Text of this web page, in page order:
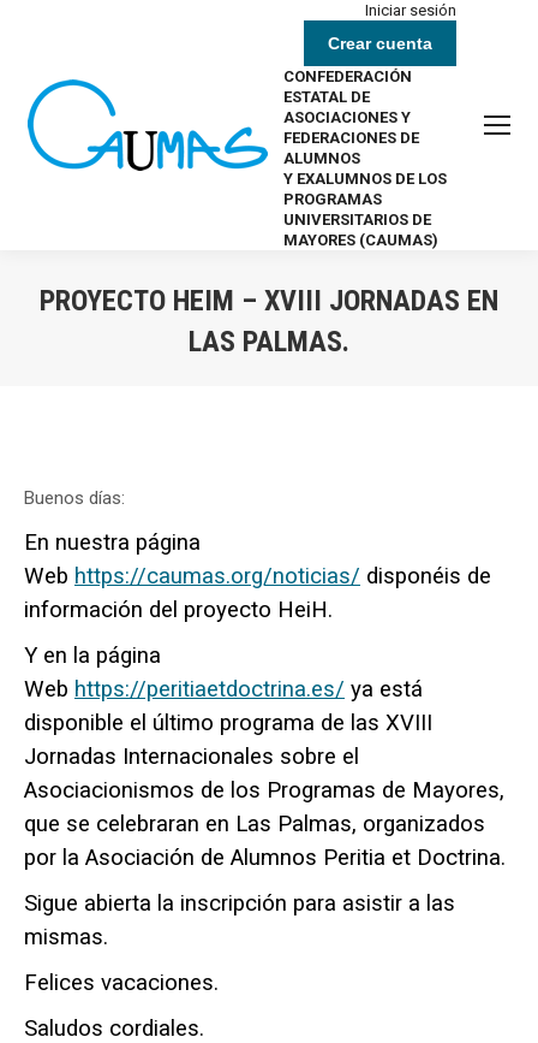
Iniciar sesión
Crear cuenta
CONFEDERACIÓN
ESTATAL DE
ASOCIACIONES Y
FEDERACIONES DE
ALUMNOS
Y EXALUMNOS DE LOS
PROGRAMAS
UNIVERSITARIOS DE
MAYORES (CAUMAS)
PROYECTO HEIM – XVIII JORNADAS EN
LAS PALMAS.
Buenos días:
En nuestra página
Web https://caumas.org/noticias/ disponéis de
información del proyecto HeiH.
Y en la página
Web https://peritiaetdoctrina.es/ ya está
disponible el último programa de las XVIII
Jornadas Internacionales sobre el
Asociacionismos de los Programas de Mayores,
que se celebraran en Las Palmas, organizados
por la Asociación de Alumnos Peritia et Doctrina.
Sigue abierta la inscripción para asistir a las
mismas.
Felices vacaciones.
Saludos cordiales.